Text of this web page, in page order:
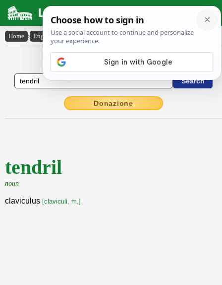
Latin Dictionary
Home › English-Latin › tendril
English to Latin Dictionary
Donazione
tendril
noun
claviculus [claviculi, m.]